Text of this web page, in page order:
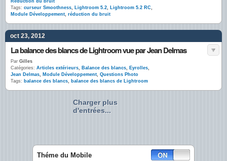
Réduction du bruit
Tags: curseur Smoothness, Lightroom 5.2, Lightroom 5.2 RC,
Module Développement, réduction du bruit
oct 23, 2012
La balance des blancs de Lightroom vue par Jean Delmas
Par Gilles
Catégories: Articles extérieurs, Balance des blancs, Eyrolles,
Jean Delmas, Module Développement, Questions Photo
Tags: balance des blancs, balance des blancs de Lightroom
Charger plus
d'entrées...
Théme du Mobile